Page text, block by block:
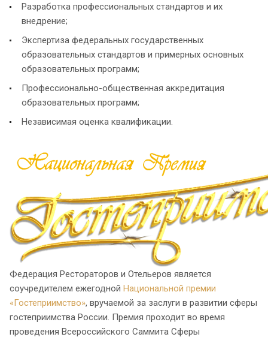
Разработка профессиональных стандартов и их
внедрение;
Экспертиза федеральных государственных
образовательных стандартов и примерных основных
образовательных программ;
Профессионально-общественная аккредитация
образовательных программ;
Независимая оценка квалификации.
Федерация Рестораторов и Отельеров является
соучредителем ежегодной Национальной премии
«Гостеприимство», вручаемой за заслуги в развитии сферы
гостеприимства России. Премия проходит во время
проведения Всероссийского Саммита Сферы